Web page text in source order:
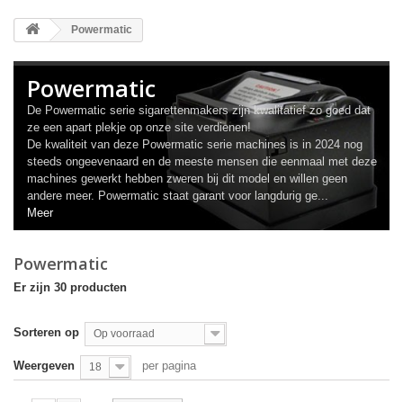
Powermatic
Powermatic
De Powermatic serie sigarettenmakers zijn kwalitatief zo goed dat
ze een apart plekje op onze site verdienen!
De kwaliteit van deze Powermatic serie machines is in 2024 nog
steeds ongeevenaard en de meeste mensen die eenmaal met deze
machines gewerkt hebben zweren bij dit model en willen geen
andere meer. Powermatic staat garant voor langdurig ge...
Meer
Powermatic
Er zijn 30 producten
Sorteren op Op voorraad
Weergeven 18 per pagina